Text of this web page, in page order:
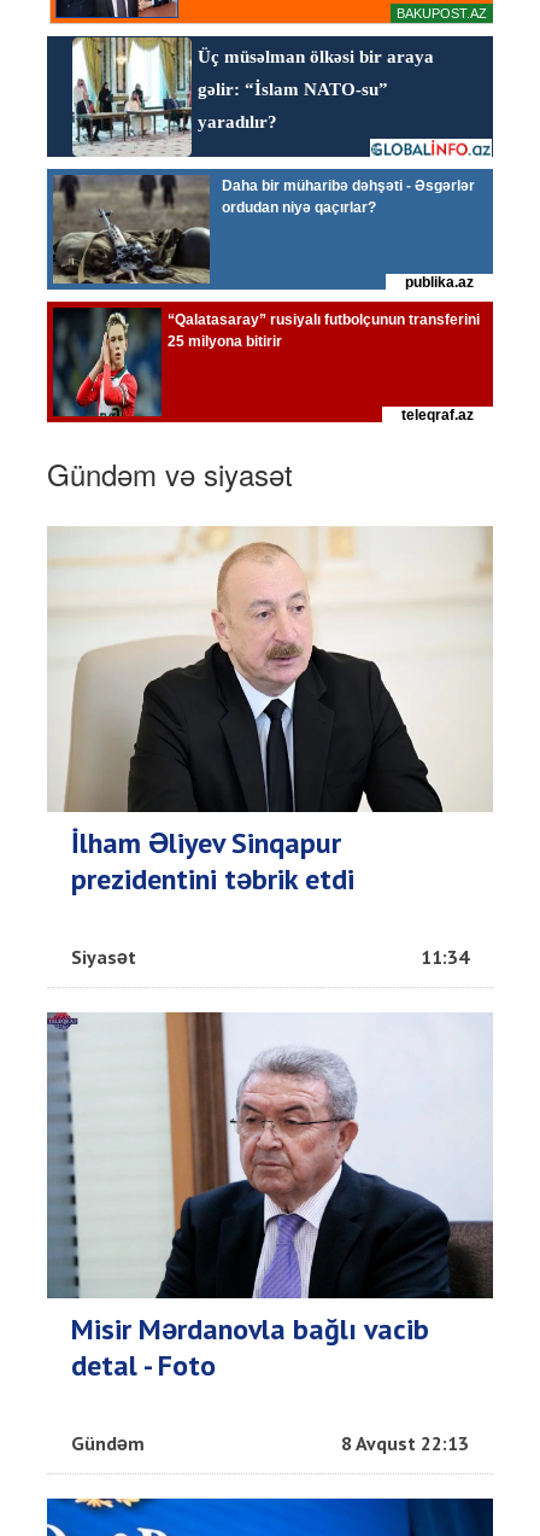
Gündəm və siyasət
İlham Əliyev Sinqapur
prezidentini təbrik etdi
Siyasət 11:34
Misir Mərdanovla bağlı vacib
detal - Foto
Gündəm 8 Avqust 22:13